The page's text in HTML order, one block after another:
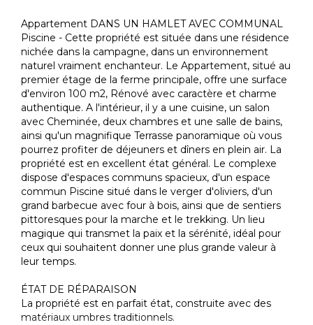
Appartement DANS UN HAMLET AVEC COMMUNAL
Piscine - Cette propriété est située dans une résidence
nichée dans la campagne, dans un environnement
naturel vraiment enchanteur. Le Appartement, situé au
premier étage de la ferme principale, offre une surface
d'environ 100 m2, Rénové avec caractère et charme
authentique. A l'intérieur, il y a une cuisine, un salon
avec Cheminée, deux chambres et une salle de bains,
ainsi qu'un magnifique Terrasse panoramique où vous
pourrez profiter de déjeuners et dîners en plein air. La
propriété est en excellent état général. Le complexe
dispose d'espaces communs spacieux, d'un espace
commun Piscine situé dans le verger d'oliviers, d'un
grand barbecue avec four à bois, ainsi que de sentiers
pittoresques pour la marche et le trekking. Un lieu
magique qui transmet la paix et la sérénité, idéal pour
ceux qui souhaitent donner une plus grande valeur à
leur temps.
ÉTAT DE RÉPARAISON
La propriété est en parfait état, construite avec des
matériaux umbres traditionnels.